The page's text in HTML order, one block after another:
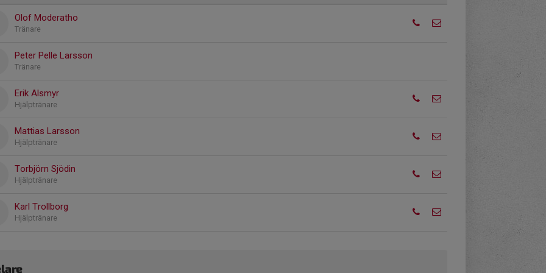
Olof Moderatho
Tränare
Peter Pelle Larsson
Tränare
Erik Alsmyr
Hjälptränare
Mattias Larsson
Hjälptränare
Torbjörn Sjödin
Hjälptränare
Karl Trollborg
Hjälptränare